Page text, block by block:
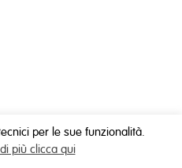
per le sue funzionalità.
più clicca qui